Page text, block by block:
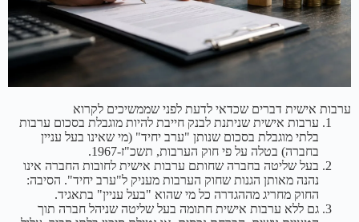
ערבות אישית דברים שכדאי לדעת לפני שממשיכים לקרוא
ערבות אישית שניתנת לבנק חייבת להיות מוגבלת בסכום ערבות
בלתי מוגבלת בסכום שנותן "ערב יחיד" (מי שאינו בעל עניין
בחברה) בטלה על פי חוק הערבות, תשכ"ז-1967.
בעל שליטה בחברה שחותם ערבות אישית לחובות החברה אינו
נהנה מאותן הגנות שחוק הערבות מעניק ל"ערב יחיד". הסיבה:
החוק מחריג מההגדרה כל מי שהוא "בעל עניין" בתאגיד.
גם ללא ערבות אישית חתומה בעל שליטה שניהל חברה תוך